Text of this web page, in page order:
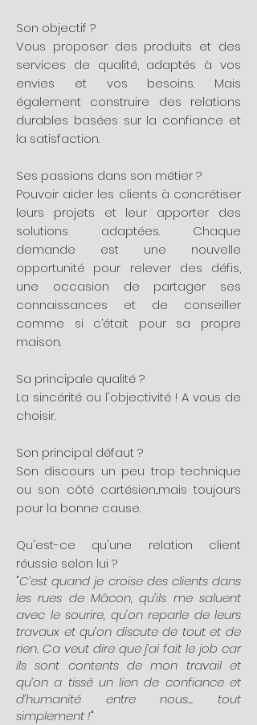
Son objectif ?
Vous proposer des produits et des
services de qualité, adaptés à vos
envies et vos besoins. Mais
également construire des relations
durables basées sur la confiance et
la satisfaction.
Ses passions dans son métier ?
Pouvoir aider les clients à concrétiser
leurs projets et leur apporter des
solutions adaptées. Chaque
demande est une nouvelle
opportunité pour relever des défis,
une occasion de partager ses
connaissances et de conseiller
comme si c’était pour sa propre
maison.
Sa principale qualité ?
La sincérité ou l'objectivité ! A vous de
choisir.
Son principal défaut ?
Son discours un peu trop technique
ou son côté cartésien...mais toujours
pour la bonne cause.
Qu'est-ce qu'une relation client
réussie selon lui ?
"C’est quand je croise des clients dans
les rues de Mâcon, qu’ils me saluent
avec le sourire, qu'on reparle de leurs
travaux et qu’on discute de tout et de
rien. Ca veut dire que j’ai fait le job car
ils sont contents de mon travail et
qu’on a tissé un lien de confiance et
d’humanité entre nous... tout
simplement !"